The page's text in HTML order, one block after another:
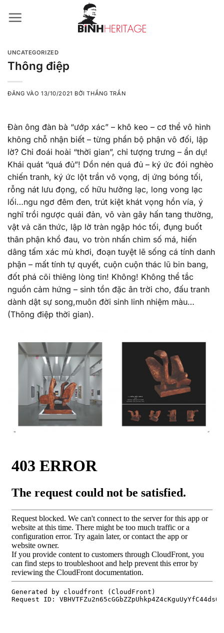
qua
UNCATEGORIZED
Thông điệp
ĐĂNG VÀO13/10/2021 BỞITHẮNG TRẦN
Đàn ông đàn bà “ướp xác” – khô keo – cơ thể vô hình
không chỗ nhận biết – từng phần bộ phận vô đối, lập
lờ? Chỉ đoái hoài “thời gian”, chỉ tượng trưng – ẩn dụ!
Khái quát “quá đủ”! Dồn nén quá đủ – ký ức đói nghèo
chiến tranh, ký ức lột trần vô vọng, dị ứng bóng tối,
rỗng nát lưu đọng, cố hữu hưởng lạc, long vong lạc
lối…ngu ngơ đêm đen, trút kiệt khát vọng hồn vía, ý
nghĩ trồi ngược quái đản, vô vàn gây hấn tang thường,
vật vả căn thức, lập lờ tràn ngập hóc tối, đụng buốt
thân phận khổ đau, vo tròn nhấn chìm số má, hiến
dâng tấm xác mù khơi, đoạn tuyệt lẽ sống cá tính danh
phận – mất tính tự quyết, cuộn cuộn thác lũ bin bang,
đốt phá cõi thiêng lòng tin! Không! Không thể tắc
nguồn cảm hứng – sinh tồn đặc ân trời cho, đấu tranh
dành dật sự song,muôn đời sinh linh nhiệm màu…
(Thông điệp thời gian).